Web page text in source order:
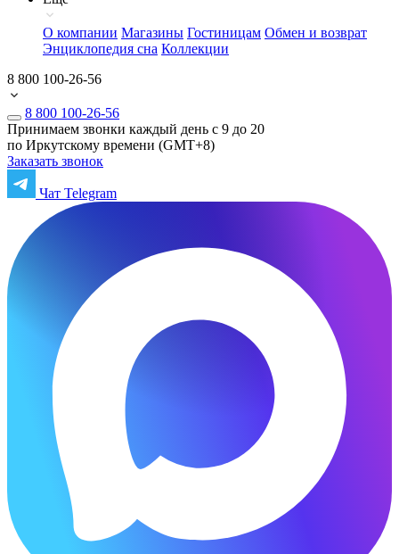
О компании Магазины Гостиницам Обмен и возврат
Энциклопедия сна Коллекции
8 800 100-26-56
8 800 100-26-56
Принимаем звонки каждый день с 9 до 20
по Иркутскому времени (GMT+8)
Заказать звонок
Чат Telegram